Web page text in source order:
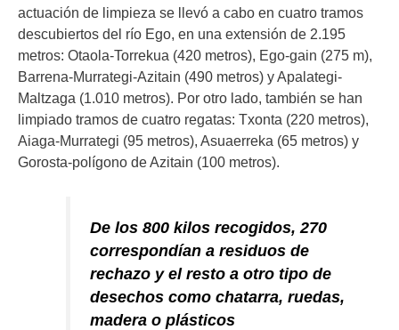
actuación de limpieza se llevó a cabo en cuatro tramos
descubiertos del río Ego, en una extensión de 2.195
metros: Otaola-Torrekua (420 metros), Ego-gain (275 m),
Barrena-Murrategi-Azitain (490 metros) y Apalategi-
Maltzaga (1.010 metros). Por otro lado, también se han
limpiado tramos de cuatro regatas: Txonta (220 metros),
Aiaga-Murrategi (95 metros), Asuaerreka (65 metros) y
Gorosta-polígono de Azitain (100 metros).
De los 800 kilos recogidos, 270
correspondían a residuos de
rechazo y el resto a otro tipo de
desechos como chatarra, ruedas,
madera o plásticos